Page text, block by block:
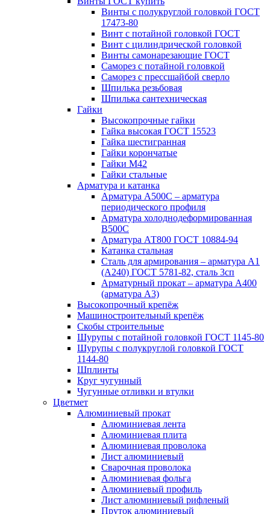
Винты с полукруглой головкой ГОСТ
17473-80
Винт с потайной головкой ГОСТ
Винт с цилиндрической головкой
Винты самонарезающие ГОСТ
Саморез с потайной головкой
Саморез с прессшайбой сверло
Шпилька резьбовая
Шпилька сантехническая
Гайки
Высокопрочные гайки
Гайка высокая ГОСТ 15523
Гайка шестигранная
Гайки корончатые
Гайки М42
Гайки стальные
Арматура и катанка
Арматура А500С – арматура
периодического профиля
Арматура холоднодеформированная
В500С
Арматура АТ800 ГОСТ 10884-94
Катанка стальная
Сталь для армирования – арматура А1
(А240) ГОСТ 5781-82, сталь 3сп
Арматурный прокат – арматура А400
(арматура А3)
Высокопрочный крепёж
Машиностроительный крепёж
Скобы строительные
Шурупы с потайной головкой ГОСТ 1145-80
Шурупы с полукруглой головкой ГОСТ
1144-80
Шплинты
Круг чугунный
Чугунные отливки и втулки
Цветмет
Алюминиевый прокат
Алюминиевая лента
Алюминиевая плита
Алюминиевая проволока
Лист алюминиевый
Сварочная проволока
Алюминиевая фольга
Алюминиевый профиль
Лист алюминиевый рифленый
Пруток алюминиевый